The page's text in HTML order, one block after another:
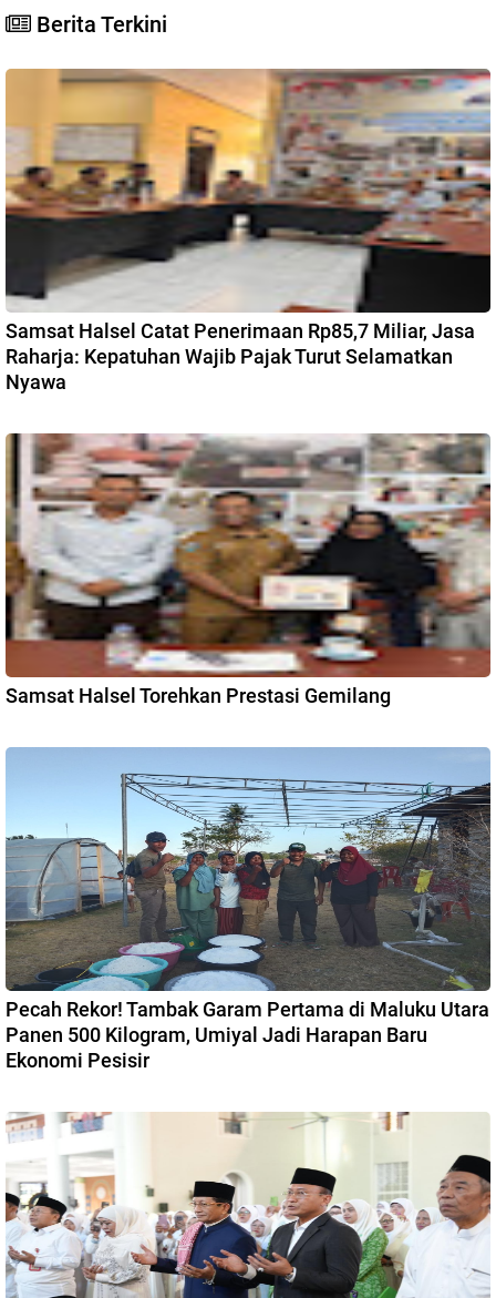
Berita Terkini
Samsat Halsel Catat Penerimaan Rp85,7 Miliar, Jasa
Raharja: Kepatuhan Wajib Pajak Turut Selamatkan
Nyawa
Samsat Halsel Torehkan Prestasi Gemilang
Pecah Rekor! Tambak Garam Pertama di Maluku Utara
Panen 500 Kilogram, Umiyal Jadi Harapan Baru
Ekonomi Pesisir